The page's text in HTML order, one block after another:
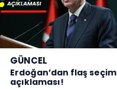
GÜNCEL
Erdoğan’dan flaş seçim
açıklaması!